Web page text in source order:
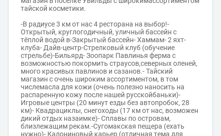
тайской косметики.
-В радиусе 3 км от нас 4 ресторана на выбор!-
Открытый, круглогодичный, уличный бассейн с
тёплой водой в-Закрытый бассейн- Хаммам- 2 яхт-
клуба- Дайв-центр-Стрелковый клуб (обучение
стрельбе)-Бильярд- Зоопарк Павлинья ферма с
возможностью покормить страусов,северных оленей,
много красивых павлинов и сазанов.- Тайский
магазин с очень широким ассортиментом, в том
числемасла для кожи (очень полезно наносить на
распаренную кожу после нашей русскойбаньки)-
Игровые центры (20 минут езды без автопробок, 28
км)- Квадрациклы, снегоходы (17 км от нас, возможен
дикий отдых назаимке)- Сплавы по островам,
близлежащим рекам.-Сугомакская пещера (ехать
нужно)- Калониновый карьер (отличная тема для